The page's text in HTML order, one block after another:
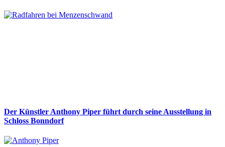
Der Künstler Anthony Piper führt durch seine Ausstellung in
Schloss Bonndorf